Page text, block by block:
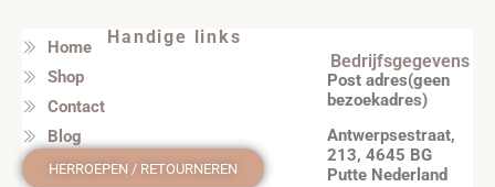
Handige links
Home
Shop
Contact
Blog
HERROEPEN / RETOURNEREN
Bedrijfsgegevens
Post adres(geen
bezoekadres)
Antwerpsestraat,
213, 4645 BG
Putte Nederland